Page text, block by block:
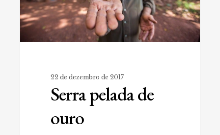
22 de dezembro de 2017
Serra pelada de
ouro